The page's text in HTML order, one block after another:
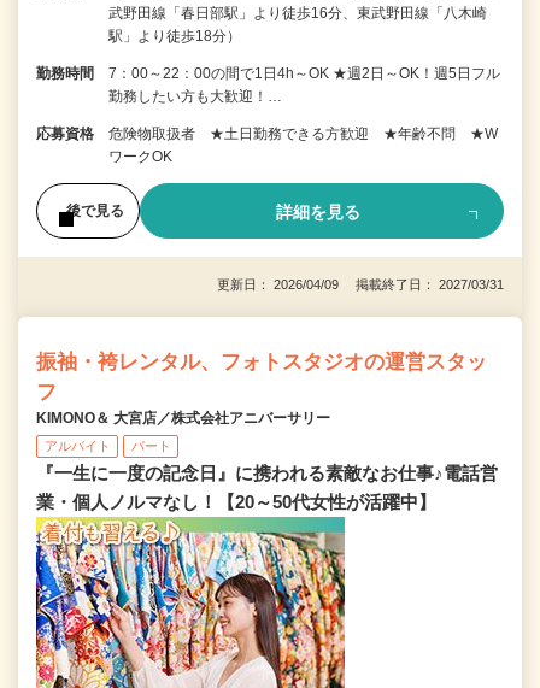
武野田線「春日部駅」より徒歩16分、東武野田線「八木崎
駅」より徒歩18分）
勤務時間
7：00～22：00の間で1日4h～OK ★週2日～OK！週5日フル
勤務したい方も大歓迎！…
応募資格
危険物取扱者 ★土日勤務できる方歓迎 ★年齢不問 ★W
ワークOK
後で見る 詳細を見る
更新日： 2026/04/09 掲載終了日： 2027/03/31
振袖・袴レンタル、フォトスタジオの運営スタッ
フ
KIMONO＆ 大宮店／株式会社アニバーサリー
アルバイト パート
『一生に一度の記念日』に携われる素敵なお仕事♪電話営
業・個人ノルマなし！【20～50代女性が活躍中】